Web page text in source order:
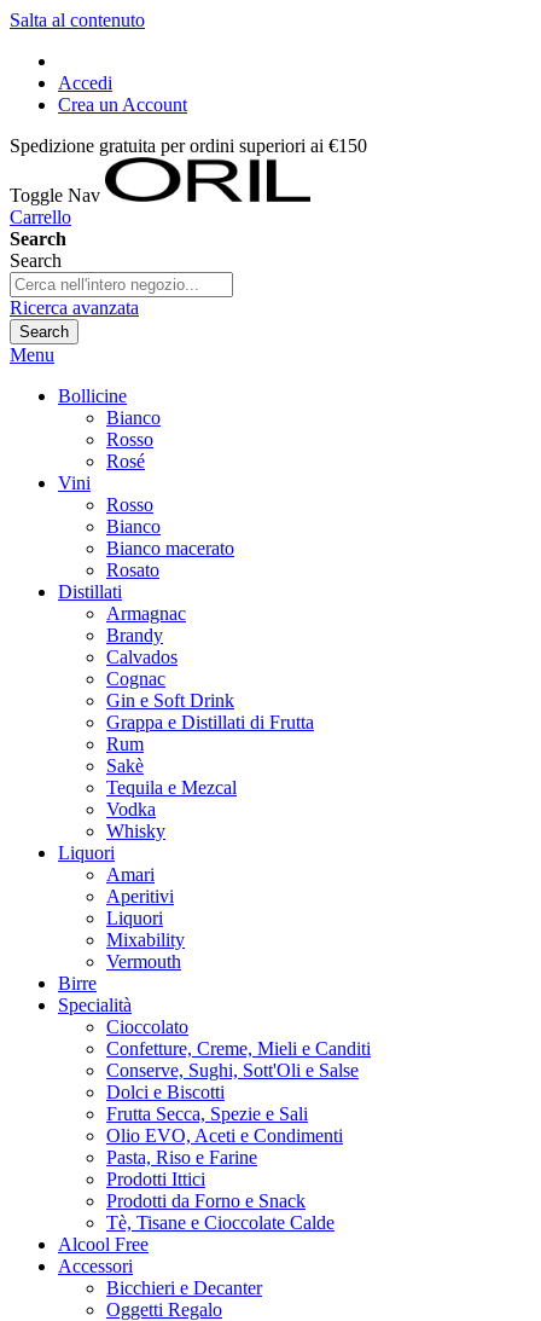
Salta al contenuto
Accedi
Crea un Account
Spedizione gratuita per ordini superiori ai €150
Toggle Nav
Carrello
Search
Search
Ricerca avanzata
Search
Menu
Bollicine
Bianco
Rosso
Rosé
Vini
Rosso
Bianco
Bianco macerato
Rosato
Distillati
Armagnac
Brandy
Calvados
Cognac
Gin e Soft Drink
Grappa e Distillati di Frutta
Rum
Sakè
Tequila e Mezcal
Vodka
Whisky
Liquori
Amari
Aperitivi
Liquori
Mixability
Vermouth
Birre
Specialità
Cioccolato
Confetture, Creme, Mieli e Canditi
Conserve, Sughi, Sott'Oli e Salse
Dolci e Biscotti
Frutta Secca, Spezie e Sali
Olio EVO, Aceti e Condimenti
Pasta, Riso e Farine
Prodotti Ittici
Prodotti da Forno e Snack
Tè, Tisane e Cioccolate Calde
Alcool Free
Accessori
Bicchieri e Decanter
Oggetti Regalo